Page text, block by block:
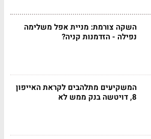
השקה צורמת: מניית אפל משלימה
נפילה - הזדמנות קניה?
המשקיעים מתלהבים לקראת האייפון
8, דויטשה בנק ממש לא